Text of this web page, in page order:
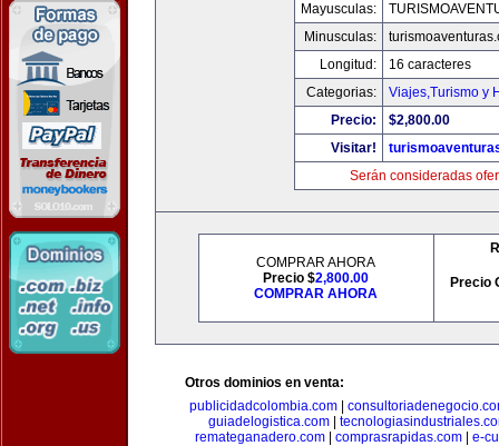
Mayusculas:
Minusculas:
Longitud:
16 caracteres
Categorias:
Viajes,Turismo y
Precio:
$2,800.00
Visitar!
Serán consideradas
COMPRAR AHORA
Precio $2,800.00
COMPRAR AHORA
Precio
Otros dominios en venta:
publicidadcolombia.com|
guiadelogistica.com|
remateganadero.com
comprasrapidas.com e-